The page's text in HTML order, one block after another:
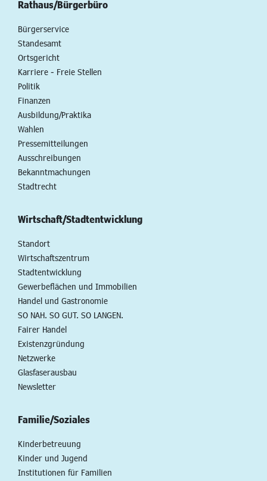
Rathaus/Bürgerbüro
Bürgerservice
Standesamt
Ortsgericht
Karriere - Freie Stellen
Politik
Finanzen
Ausbildung/Praktika
Wahlen
Pressemitteilungen
Ausschreibungen
Bekanntmachungen
Stadtrecht
Wirtschaft/Stadtentwicklung
Standort
Wirtschaftszentrum
Stadtentwicklung
Gewerbeflächen und Immobilien
Handel und Gastronomie
SO NAH. SO GUT. SO LANGEN.
Fairer Handel
Existenzgründung
Netzwerke
Glasfaserausbau
Newsletter
Familie/Soziales
Kinderbetreuung
Kinder und Jugend
Institutionen für Familien